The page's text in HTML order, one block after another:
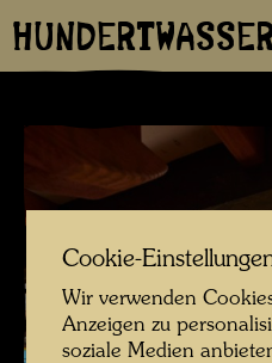
Cookie-
Wir verwenden
Anzeigen zu
soziale Medien